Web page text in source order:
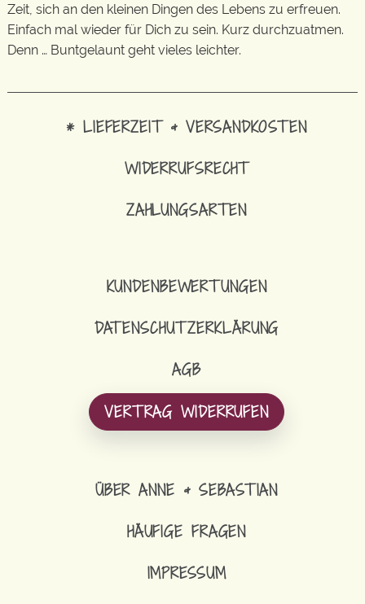
Zeit, sich an den kleinen Dingen des Lebens zu erfreuen.
Einfach mal wieder für Dich zu sein. Kurz durchzuatmen.
Denn … Buntgelaunt geht vieles leichter.
* LIEFERZEIT & VERSANDKOSTEN
WIDERRUFSRECHT
ZAHLUNGSARTEN
KUNDENBEWERTUNGEN
DATENSCHUTZERKLÄRUNG
AGB
VERTRAG WIDERRUFEN
ÜBER ANNE & SEBASTIAN
HÄUFIGE FRAGEN
IMPRESSUM